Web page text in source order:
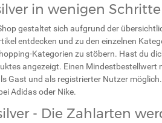
in wenigen
gestaltet sich aufgrund der
entdecken und zu den einzelnen
Kategorien zu stöbern. Hast du
angezeigt. Einen
Gast und als registrierter Nutzer
Adidas oder Nike.
- Die Zahlarten